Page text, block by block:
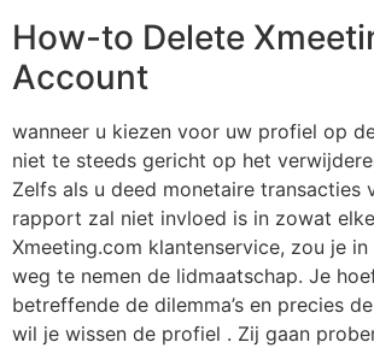
How-to Delete
Account
wanneer u kiezen voor uw profiel op
niet te steeds gericht op het
Zelfs als u deed monetaire transacties
rapport zal niet invloed is in zowat
Xmeeting.com klantenservice, zou je
weg te nemen de lidmaatschap. Je
betreffende de dilemma’s en precies
wil je wissen de profiel . Zij gaan